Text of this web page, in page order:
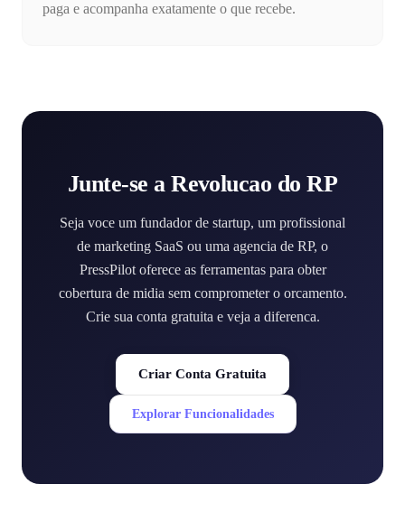
paga e acompanha exatamente o que recebe.
Junte-se a Revolucao do RP
Seja voce um fundador de startup, um profissional
de marketing SaaS ou uma agencia de RP, o
PressPilot oferece as ferramentas para obter
cobertura de midia sem comprometer o orcamento.
Crie sua conta gratuita e veja a diferenca.
Criar Conta Gratuita
Explorar Funcionalidades